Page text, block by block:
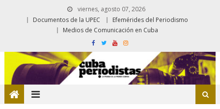
viernes, agosto 07, 2026
Documentos de la UPEC
Efemérides del Periodismo
Medios de Comunicación en Cuba